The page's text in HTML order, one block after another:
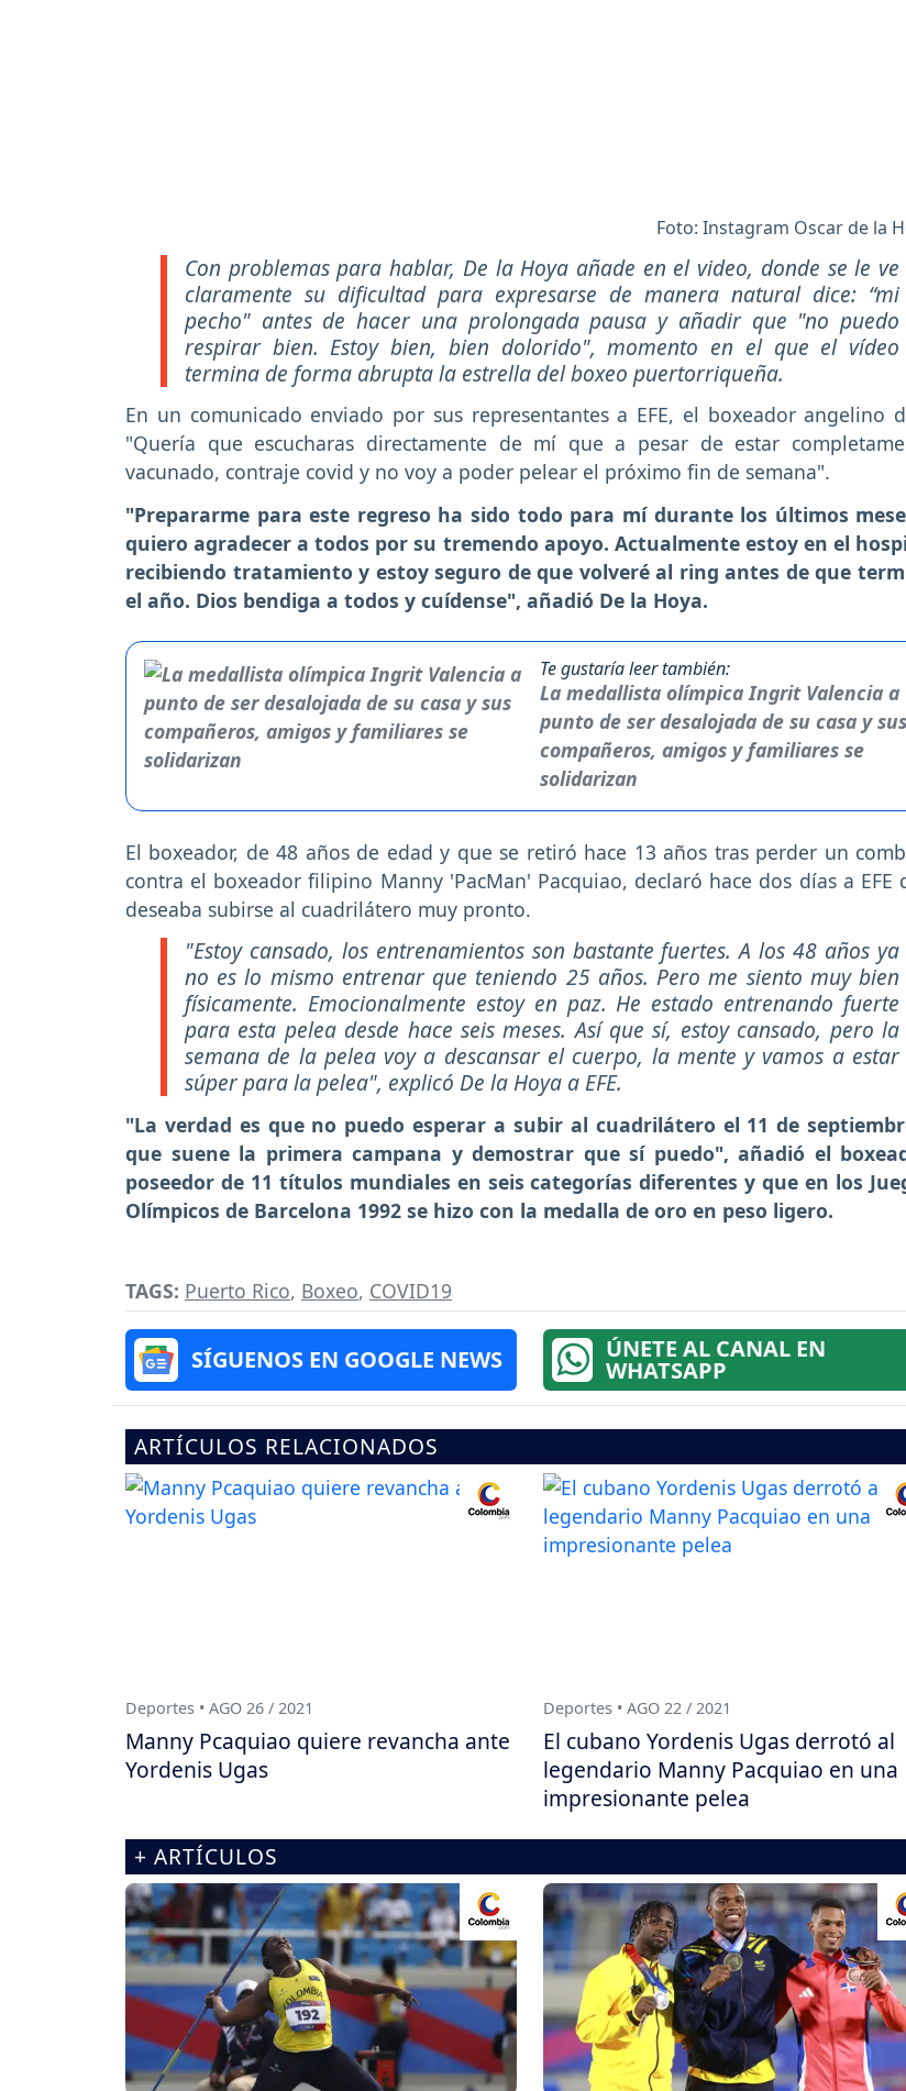
Foto: Instagram Oscar de la
Con problemas para hablar, De la Hoya añade en el video, donde se le ve
claramente su dificultad para expresarse de manera natural dice: “mi
pecho" antes de hacer una prolongada pausa y añadir que "no puedo
respirar bien. Estoy bien, bien dolorido", momento en el que el vídeo
termina de forma abrupta la estrella del boxeo puertorriqueña.
En un comunicado enviado por sus representantes a EFE, el boxeador angelino
"Quería que escucharas directamente de mí que a pesar de estar
vacunado, contraje covid y no voy a poder pelear el próximo fin de semana".
"Prepararme para este regreso ha sido todo para mí durante los últimos
quiero agradecer a todos por su tremendo apoyo. Actualmente estoy en el
recibiendo tratamiento y estoy seguro de que volveré al ring antes de que
el año. Dios bendiga a todos y cuídense", añadió De la Hoya.
Te gustaría leer también:
La medallista olímpica Ingrit Valencia a
punto de ser desalojada de su casa y sus
compañeros, amigos y familiares se
solidarizan
El boxeador, de 48 años de edad y que se retiró hace 13 años tras perder un
contra el boxeador filipino Manny 'PacMan' Pacquiao, declaró hace dos días a EFE
deseaba subirse al cuadrilátero muy pronto.
"Estoy cansado, los entrenamientos son bastante fuertes. A los 48 años ya
no es lo mismo entrenar que teniendo 25 años. Pero me siento muy bien
físicamente. Emocionalmente estoy en paz. He estado entrenando fuerte
para esta pelea desde hace seis meses. Así que sí, estoy cansado, pero la
semana de la pelea voy a descansar el cuerpo, la mente y vamos a estar
súper para la pelea", explicó De la Hoya a EFE.
"La verdad es que no puedo esperar a subir al cuadrilátero el 11 de
que suene la primera campana y demostrar que sí puedo", añadió el
poseedor de 11 títulos mundiales en seis categorías diferentes y que en los
Olímpicos de Barcelona 1992 se hizo con la medalla de oro en peso ligero.
TAGS: Puerto Rico, Boxeo, COVID19
SÍGUENOS EN GOOGLE NEWS ÚNETE AL CANAL EN
WHATSAPP
ARTÍCULOS RELACIONADOS
Deportes • AGO 26 / 2021
Manny Pcaquiao quiere revancha ante
Yordenis Ugas
Deportes • AGO 22 / 2021
El cubano Yordenis Ugas derrotó al
legendario Manny Pacquiao en una
impresionante pelea
+ ARTÍCULOS